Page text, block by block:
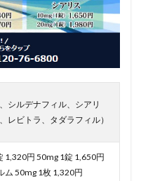
シルデナフィル、シアリ
レビトラ、タダラフィル）
1,320円 50mg 1錠 1,650円
ム 50mg 1枚 1,320円